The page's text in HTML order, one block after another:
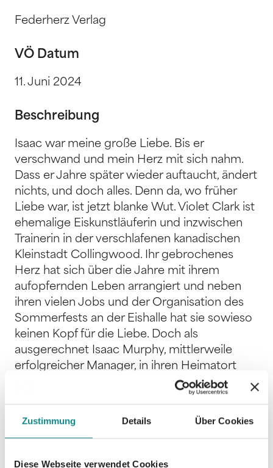
Zustimmung Details Über Cookies
Diese Webseite verwendet Cookies
Federherz Verlag
VÖ Datum
11. Juni 2024
Beschreibung
Isaac war meine große Liebe. Bis er
verschwand und mein Herz mit sich nahm.
Dass er Jahre später wieder auftaucht, ändert
nichts, und doch alles. Denn da, wo früher
Liebe war, ist jetzt blanke Wut. Violet Clark ist
ehemalige Eiskunstläuferin und inzwischen
Trainerin in der verschlafenen kanadischen
Kleinstadt Collingwood. Ihr gebrochenes
Herz hat sich über die Jahre mit ihrem
aufopfernden Leben arrangiert und neben
ihren vielen Jobs und der Organisation des
Sommerfests an der Eishalle hat sie sowieso
keinen Kopf für die Liebe. Doch als
ausgerechnet Isaac Murphy, mittlerweile
erfolgreicher Manager, in ihren Heimatort
zurückkehrt, um das Haus seiner Eltern zu
verkaufen, erwacht in Violet eine nie
vergessene Wut. Vor zehn Jahren hat Isaac
sie nach seinem Sportunfall beim Eishockey
gezogen. Eine Erklärung dafür hat sie bis